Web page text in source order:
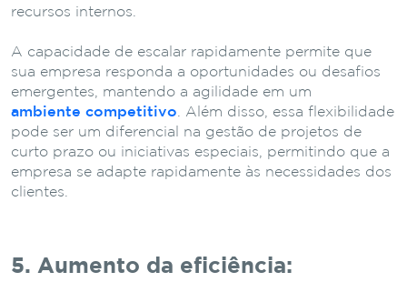
recursos internos.
A capacidade de escalar rapidamente permite que
sua empresa responda a oportunidades ou desafios
emergentes, mantendo a agilidade em um
ambiente competitivo . Além disso, essa flexibilidade
pode ser um diferencial na gestão de projetos de
curto prazo ou iniciativas especiais, permitindo que a
empresa se adapte rapidamente às necessidades dos
clientes.
5. Aumento da eficiência: